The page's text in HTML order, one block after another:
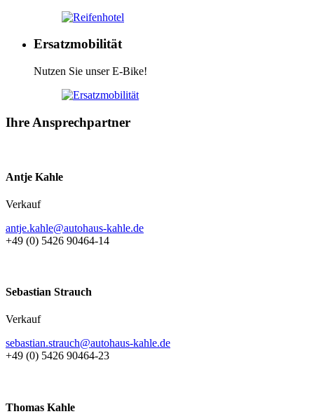
Ersatzmobilität
Nutzen Sie unser E-Bike!
Ihre Ansprechpartner
Antje Kahle
Verkauf
antje.kahle@autohaus-kahle.de
+49 (0) 5426 90464-14
Sebastian Strauch
Verkauf
sebastian.strauch@autohaus-kahle.de
+49 (0) 5426 90464-23
Thomas Kahle